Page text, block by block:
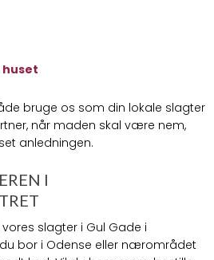
huset
bruge os som din lokale slagter
når maden skal være nem,
anledningen.​
I
slagter i Gul Gade i
bor i Odense eller nærområdet